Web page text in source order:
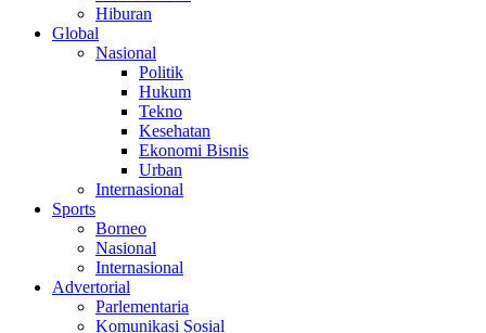
Hiburan
Global
Nasional
Politik
Hukum
Tekno
Kesehatan
Ekonomi Bisnis
Urban
Internasional
Sports
Borneo
Nasional
Internasional
Advertorial
Parlementaria
Komunikasi Sosial